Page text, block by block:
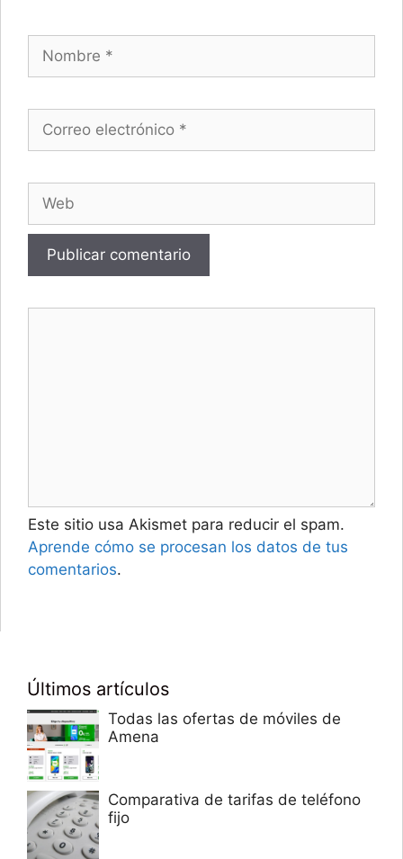
Este sitio usa Akismet para reducir el spam.
Aprende cómo se procesan los datos de tus
comentarios.
Últimos artículos
Todas las ofertas de móviles de
Amena
Comparativa de tarifas de teléfono
fijo